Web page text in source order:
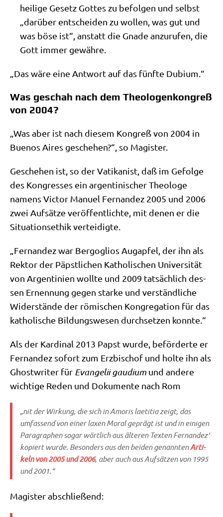
hei­li­ge Gesetz Got­tes zu befol­gen und selbst
„dar­über ent­schei­den zu wol­len, was gut und
was böse ist“, anstatt die Gna­de anzu­ru­fen, die
Gott immer gewähre.
„Das wäre eine Ant­wort auf das fünf­te Dubium.“
Was geschah nach dem Theologenkongreß
von 2004?
„Was aber ist nach die­sem Kon­greß von 2004 in
Bue­nos Aires gesche­hen?“, so Magister.
Gesche­hen ist, so der Vati­ka­nist, daß im Gefol­ge
des Kon­gres­ses ein argen­ti­ni­scher Theo­lo­ge
namens Vic­tor Manu­el Fer­nan­dez 2005 und 2006
zwei Auf­sät­ze ver­öf­fent­lich­te, mit denen er die
Situa­ti­ons­ethik verteidigte.
„Fer­nan­dez war Berg­o­gli­os Aug­ap­fel, der ihn als
Rek­tor der Päpst­li­chen Katho­li­schen Uni­ver­si­tät
von Argen­ti­ni­en woll­te und 2009 tat­säch­lich des­
sen Ernen­nung gegen star­ke und ver­ständ­li­che
Wider­stän­de der römi­schen Kon­gre­ga­ti­on für das
katho­li­sche Bil­dungs­we­sen durch­set­zen konnte.“
Als der Kar­di­nal 2013 Papst wur­de, beför­der­te er
Fer­nan­dez sofort zum Erz­bi­schof und hol­te ihn als
Ghost­wri­ter für Evan­ge­lii gau­di­um und ande­re
wich­ti­ge Reden und Doku­men­te nach Rom
„nit der Wir­kung, die sich inAmo­ris lae­ti­tiazeigt, das
umfas­send von einer laxen Moral geprägt ist und in eini­gen
Para­gra­phen sogar wört­lich aus älte­ren Tex­ten Fer­nan­dez‘
kopiert wur­de. Beson­ders aus den bei­den genann­tenArti­
keln von 2005 und 2006, aber auch aus Auf­sät­zen von 1995
und 2001.“
Magi­ster abschließend: